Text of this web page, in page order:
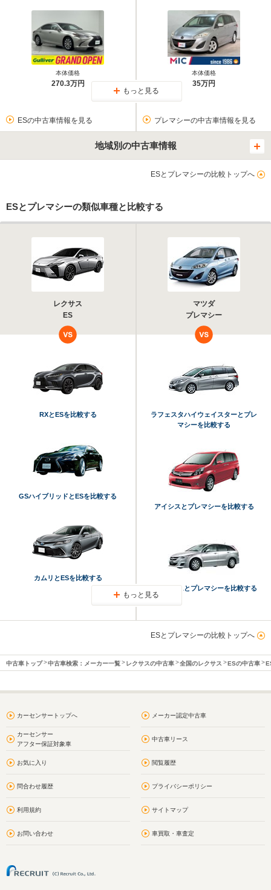
本体価格
270.3万円
本体価格
35万円
もっと見る
ESの中古車情報を見る プレマシーの中古車情報を見る
地域別の中古車情報
ESとプレマシーの比較トップへ
ESとプレマシーの類似車種と比較する
レクサス
ES
マツダ
プレマシー
RXとESを比較する
GSハイブリッドとESを比較する
カムリとESを比較する
ラフェスタハイウェイスターとプレ
マシーを比較する
アイシスとプレマシーを比較する
ストリームとプレマシーを比較する
もっと見る
ESとプレマシーの比較トップへ
中古車トップ 中古車検索：メーカー一覧 レクサスの中古車 全国のレクサス ESの中古車
カーセンサートップへ メーカー認定中古車
カーセンサー
アフター保証対象車
中古車リース
お気に入り 閲覧履歴
問合わせ履歴 プライバシーポリシー
利用規約 サイトマップ
お問い合わせ 車買取・車査定